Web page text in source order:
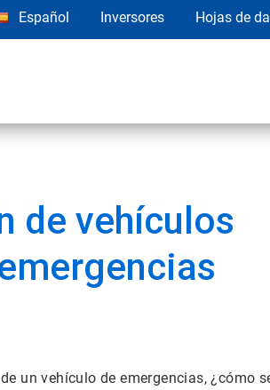
Español Inversores Hojas de
de vehículos
un vehículo de emergencias, ¿cómo